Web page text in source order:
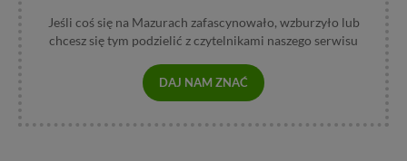
Jeśli coś się na Mazurach zafascynowało, wzburzyło lub
chcesz się tym podzielić z czytelnikami naszego serwisu
DAJ NAM ZNAĆ